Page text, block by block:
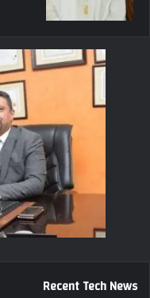
Recent Tech News